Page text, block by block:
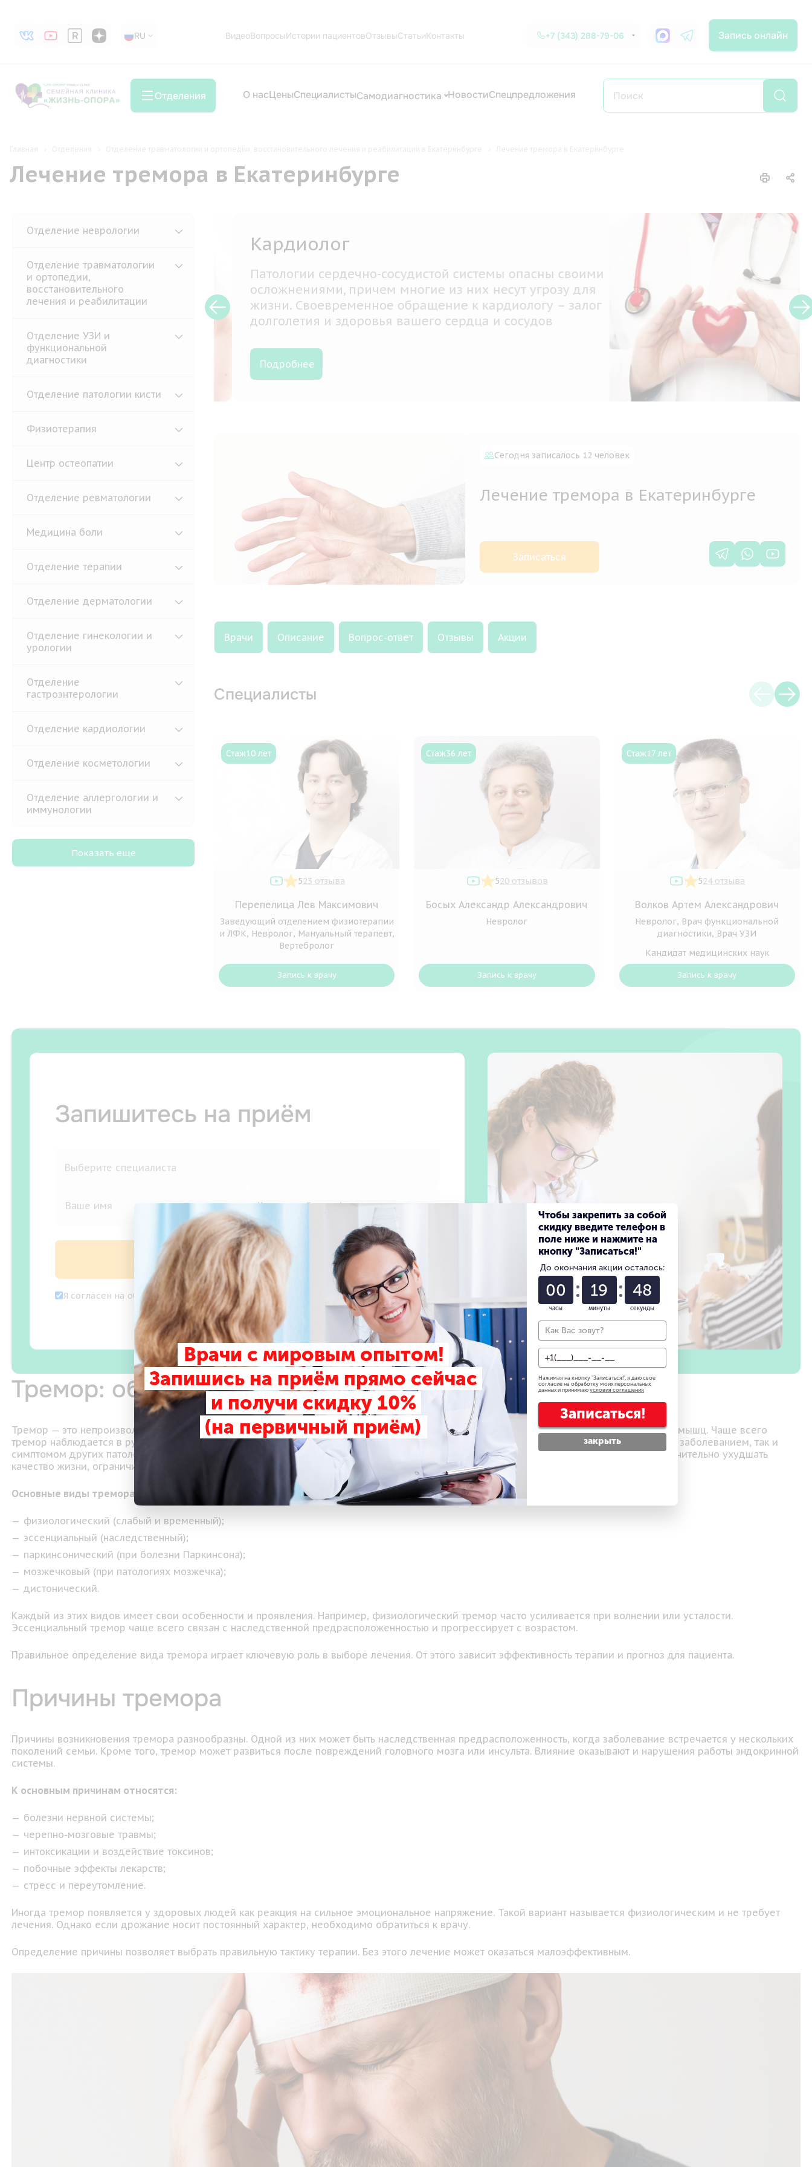
RU
RU ВидеоВопросыИстории пациентовОтзывыСтатьиКонтакты +7 (343) 288-79-06 Запись онлайн
Отделения О насЦеныСпециалистыСамодиагностика НовостиСпецпредложения
Лечение тремора в Екатеринбурге
Отделение неврологии
Отделение травматологии
и ортопедии,
восстановительного
лечения и реабилитации
Отделение УЗИ и
функциональной
диагностики
Отделение патологии кисти
Физиотерапия
Центр остеопатии
Отделение ревматологии
Медицина боли
Отделение терапии
Отделение дерматологии
Отделение гинекологии и
урологии
Отделение
гастроэнтерологии
Отделение кардиологии
Отделение косметологии
Отделение аллергологии и
иммунологии
Показать еще
Кардиолог
Патологии сердечно-сосудистой системы опасны своими
осложнениями, причем многие из них несут угрозу для
жизни. Своевременное обращение к кардиологу – залог
долголетия и здоровья вашего сердца и сосудов
Подробнее
Сегодня записалось 12 человек
Лечение тремора в Екатеринбурге
Записаться
Врачи Описание Вопрос-ответ Отзывы Акции
Специалисты
Стаж10 лет
523 отзыва
Перепелица Лев Максимович
Заведующий отделением физиотерапии
и ЛФК, Невролог, Мануальный терапевт,
Вертебролог
Запись к врачу
Стаж36 лет
520 отзывов
Босых Александр Александрович
Невролог
Запись к врачу
Стаж17 лет
524 отзыва
Волков Артем Александрович
Невролог, Врач функциональной
диагностики, Врач УЗИ
Кандидат медицинских наук
Запись к врачу
Запишитесь на приём
Записаться на прием
Я согласен на обработку персональных данных
Тремор: общая информация
Тремор — это непроизвольное, ритмичное дрожание частей тела, которое возникает из-за несогласованной работы нервной системы и мышц. Чаще всего
тремор наблюдается в руках, но может затрагивать голову, голосовые связки или ноги. Это состояние может быть как самостоятельным заболеванием, так и
симптомом других патологий. Тремор проявляется у людей разного возраста, но чаще встречается у пожилых пациентов. Он может значительно ухудшать
качество жизни, ограничивая возможности выполнения повседневных действий.
Основные виды тремора включают:
физиологический (слабый и временный);
эссенциальный (наследственный);
паркинсонический (при болезни Паркинсона);
мозжечковый (при патологиях мозжечка);
дистонический.
Каждый из этих видов имеет свои особенности и проявления. Например, физиологический тремор часто усиливается при волнении или усталости.
Эссенциальный тремор чаще всего связан с наследственной предрасположенностью и прогрессирует с возрастом.
Правильное определение вида тремора играет ключевую роль в выборе лечения. От этого зависит эффективность терапии и прогноз для пациента.
Причины тремора
Причины возникновения тремора разнообразны. Одной из них может быть наследственная предрасположенность, когда заболевание встречается у нескольких
поколений семьи. Кроме того, тремор может развиться после повреждений головного мозга или инсульта. Влияние оказывают и нарушения работы эндокринной
системы.
К основным причинам относятся:
болезни нервной системы;
черепно-мозговые травмы;
интоксикации и воздействие токсинов;
побочные эффекты лекарств;
стресс и переутомление.
Иногда тремор появляется у здоровых людей как реакция на сильное эмоциональное напряжение. Такой вариант называется физиологическим и не требует
лечения. Однако если дрожание носит постоянный характер, необходимо обратиться к врачу.
Определение причины позволяет выбрать правильную тактику терапии. Без этого лечение может оказаться малоэффективным.
Врачи с мировым опытом!
Запишись на приём прямо сейчас
и получи скидку 10%
(на первичный приём)
Чтобы закрепить за собой
скидку введите телефон в
поле ниже и нажмите на
кнопку "Записаться!"
До окончания акции осталось:
00
часы
19
минуты
46
секунды
Нажимая на кнопку "Записаться!", я даю свое
согласие на обработку моих персональных
данных и принимаю условия соглашения
Записаться!
закрыть